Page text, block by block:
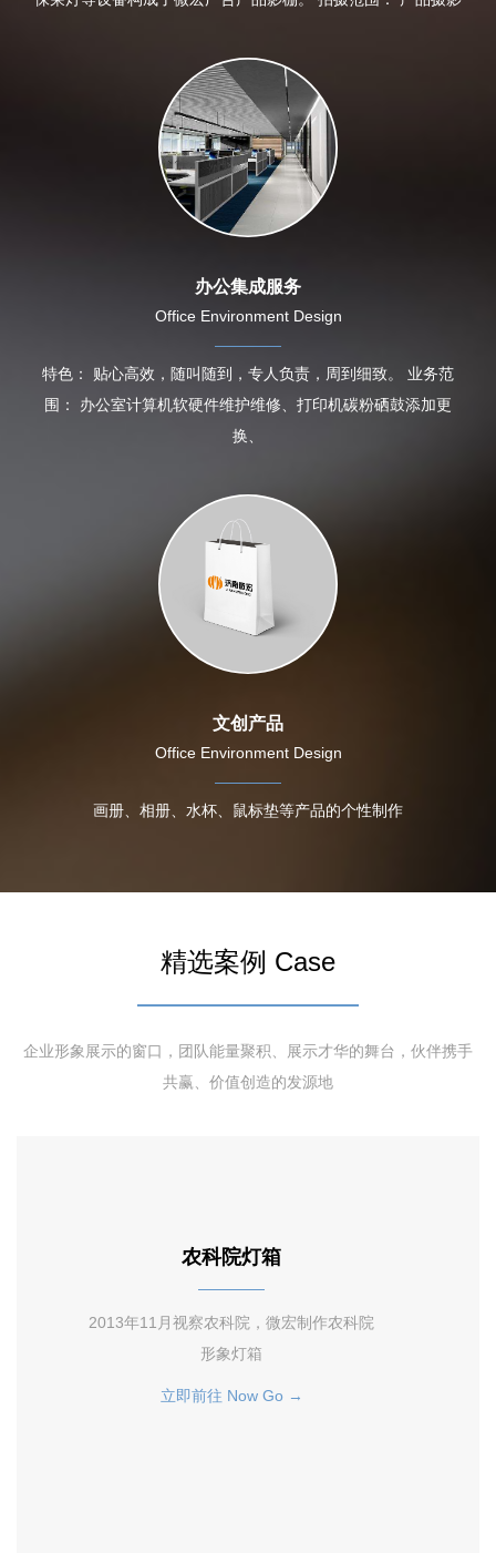
办公集成服务
Office Environment Design
特色： 贴心高效，随叫随到，专人负责，周到细致。 业务范
围： 办公室计算机软硬件维护维修、打印机碳粉硒鼓添加更
换、
文创产品
Office Environment Design
画册、相册、水杯、鼠标垫等产品的个性制作
精选案例 Case
企业形象展示的窗口，团队能量聚积、展示才华的舞台，伙伴携手
共赢、价值创造的发源地
农科院灯箱
2013年11月视察农科院，微宏制作农科院
形象灯箱
立即前往 Now Go →